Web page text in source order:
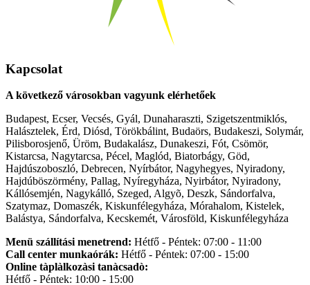
Kapcsolat
A következő városokban vagyunk elérhetőek
Budapest, Ecser, Vecsés, Gyál, Dunaharaszti, Szigetszentmiklós,
Halásztelek, Érd, Diósd, Törökbálint, Budaörs, Budakeszi, Solymár,
Pilisborosjenő, Üröm, Budakalász, Dunakeszi, Fót, Csömör,
Kistarcsa, Nagytarcsa, Pécel, Maglód, Biatorbágy, Göd,
Hajdúszoboszló, Debrecen, Nyírbátor, Nagyhegyes, Nyiradony,
Hajdúböszörmény, Pallag, Nyíregyháza, Nyirbátor, Nyiradony,
Kállósemjén, Nagykálló, Szeged, Algyõ, Deszk, Sándorfalva,
Szatymaz, Domaszék, Kiskunfélegyháza, Mórahalom, Kistelek,
Balástya, Sándorfalva, Kecskemét, Városföld, Kiskunfélegyháza
Menü szállítási menetrend: Hétfő - Péntek: 07:00 - 11:00
Call center munkaórák: Hétfő - Péntek: 07:00 - 15:00
Online tàplàlkozàsi tanàcsadò:
Hétfő - Péntek: 10:00 - 15:00